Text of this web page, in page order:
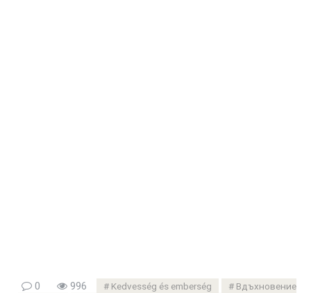
0 996 Kedvesség és emberség
Вдъхновение